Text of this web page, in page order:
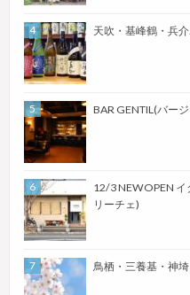
天吹・基峰鶴・兵
BAR GENTIL(バー
12/3 NEWOPEN
リーチェ)
鳥栖・三養基・神